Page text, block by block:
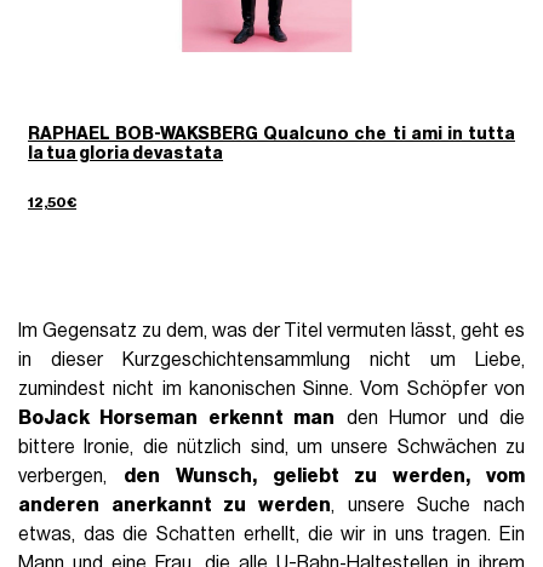
RAPHAEL BOB-WAKSBERG Qualcuno che ti ami in tutta
la tua gloria devastata
12,50€
Im Gegensatz zu dem, was der Titel vermuten lässt, geht es
in dieser Kurzgeschichtensammlung nicht um Liebe,
zumindest nicht im kanonischen Sinne. Vom Schöpfer von
BoJack Horseman erkennt man den Humor und die
bittere Ironie, die nützlich sind, um unsere Schwächen zu
verbergen, den Wunsch, geliebt zu werden, vom
anderen anerkannt zu werden, unsere Suche nach
etwas, das die Schatten erhellt, die wir in uns tragen. Ein